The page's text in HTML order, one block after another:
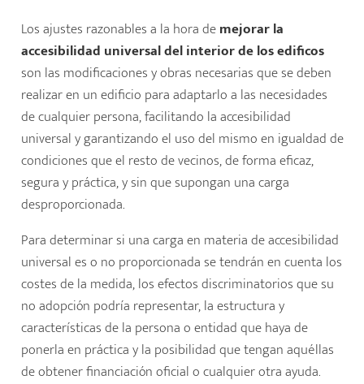
Los ajustes razonables a la hora demejorar la
accesibilidad universal del interior de los edificos
son las modificaciones y obras necesarias que se deben
realizar en un edificio para adaptarlo a las necesidades
de cualquier persona, facilitando la accesibilidad
universal y garantizando el uso del mismo en igualdad de
condiciones que el resto de vecinos, de forma eficaz,
segura y práctica, y sin que supongan una carga
desproporcionada.
Para determinar si una carga en materia de accesibilidad
universal es o no proporcionada se tendrán en cuenta los
costes de la medida, los efectos discriminatorios que su
no adopción podría representar, la estructura y
características de la persona o entidad que haya de
ponerla en práctica y la posibilidad que tengan aquéllas
de obtener financiación oficial o cualquier otra ayuda.